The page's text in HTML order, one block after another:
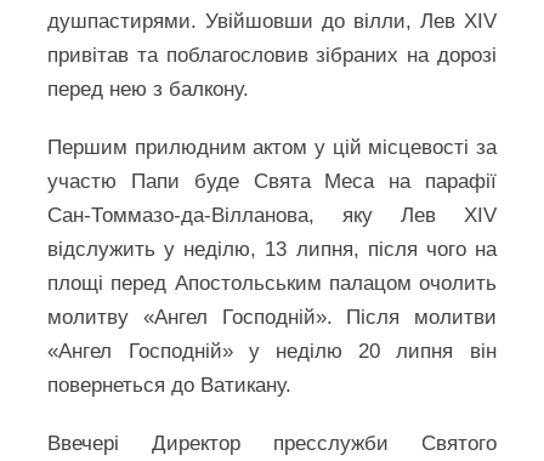
душпастирями. Увійшовши до вілли, Лев XIV
привітав та поблагословив зібраних на дорозі
перед нею з балкону.
Першим прилюдним актом у цій місцевості за
участю Папи буде Свята Меса на парафії
Сан-Томмазо-да-Вілланова, яку Лев XIV
відслужить у неділю, 13 липня, після чого на
площі перед Апостольським палацом очолить
молитву «Ангел Господній». Після молитви
«Ангел Господній» у неділю 20 липня він
повернеться до Ватикану.
Ввечері Директор пресслужби Святого